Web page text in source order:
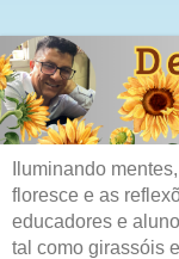
Iluminando
floresce e as
educadores e
tal como girassóis